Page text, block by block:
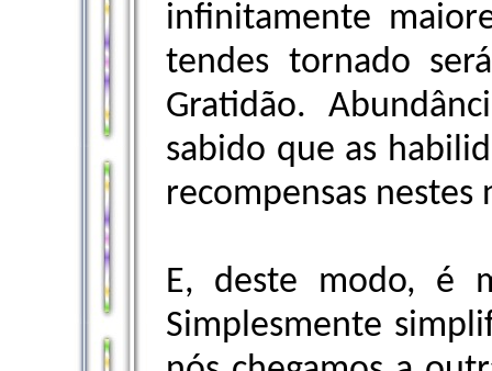
infinitamente
tendes tornado
Gratidão.
sabido que as
recompensas nestes
E, deste modo, é
Simplesmente